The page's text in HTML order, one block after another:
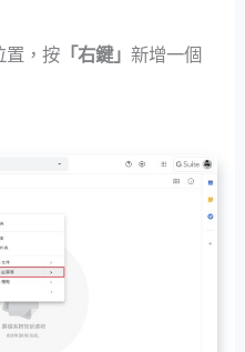
置，按 「右鍵」新增一個